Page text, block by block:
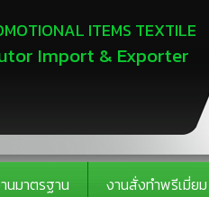
ITEMS TEXTILE
Import & Exporter
นมาตรฐาน งานสั่งทำพรีเมี่ยม